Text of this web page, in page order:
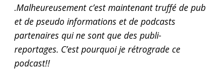
.Malheureusement c’est maintenant truffé de pub
et de pseudo informations et de podcasts
partenaires qui ne sont que des publi-
reportages. C’est pourquoi je rétrograde ce
podcast!!